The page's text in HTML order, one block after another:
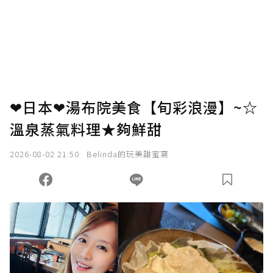
❤日本❤湯布院美食【旬彩浪漫】~☆
溫泉蒸氣料理★夠鮮甜
2026-08-02 21:50 Belinda的玩美甜蜜窩